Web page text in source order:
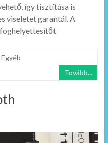
így tisztítása is
viseletet garantál. A
Egyéb
Tovább...